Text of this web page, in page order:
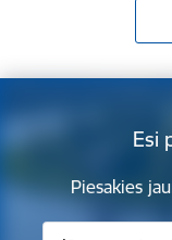
Esi
Piesakies